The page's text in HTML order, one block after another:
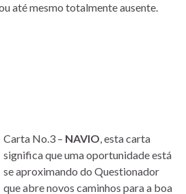
até mesmo totalmente ausente.
Carta No.3 – NAVIO, esta carta
significa que uma oportunidade está
se aproximando do Questionador
que abre novos caminhos para a boa